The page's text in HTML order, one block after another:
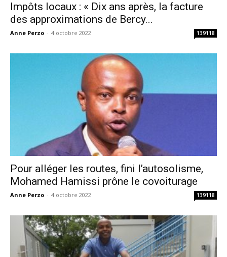
Impôts locaux : « Dix ans après, la facture
des approximations de Bercy...
Anne Perzo - 4 octobre 2022 139118
Pour alléger les routes, fini l’autosolisme,
Mohamed Hamissi prône le covoiturage
Anne Perzo - 4 octobre 2022 139118